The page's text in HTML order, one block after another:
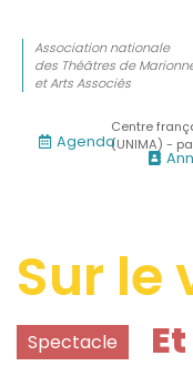
Sur le feu
(Actualités,
Association nationale
des Théâtres de
et Arts Associés
Centre
(UNIMA) -
Agenda
Sur le
Spectacle